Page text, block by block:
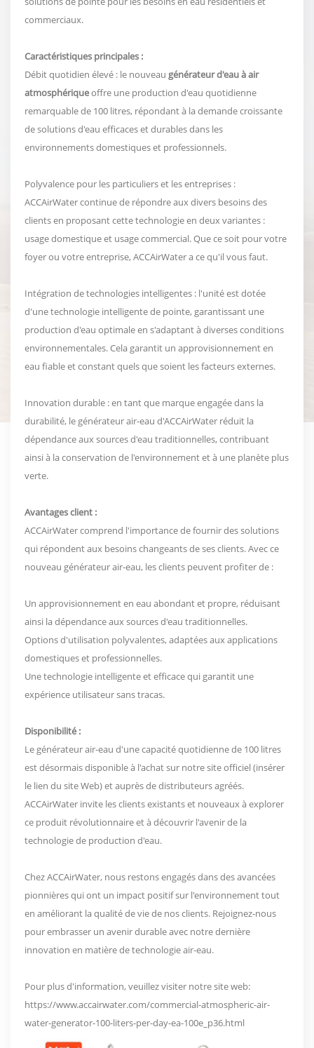
commerciaux.
Caractéristiques principales :
Débit quotidien élevé : le nouveau générateur d'eau à air
atmosphériqueoffre une production d'eau quotidienne
remarquable de 100 litres, répondant à la demande croissante
de solutions d'eau efficaces et durables dans les
environnements domestiques et professionnels.
Polyvalence pour les particuliers et les entreprises :
ACCAirWater continue de répondre aux divers besoins des
clients en proposant cette technologie en deux variantes :
usage domestique et usage commercial. Que ce soit pour votre
foyer ou votre entreprise, ACCAirWater a ce qu'il vous faut.
Intégration de technologies intelligentes : l'unité est dotée
d'une technologie intelligente de pointe, garantissant une
production d'eau optimale en s'adaptant à diverses conditions
environnementales. Cela garantit un approvisionnement en
eau fiable et constant quels que soient les facteurs externes.
Innovation durable : en tant que marque engagée dans la
durabilité, le générateur air-eau d'ACCAirWater réduit la
dépendance aux sources d'eau traditionnelles, contribuant
ainsi à la conservation de l'environnement et à une planète plus
verte.
Avantages client :
ACCAirWater comprend l'importance de fournir des solutions
qui répondent aux besoins changeants de ses clients. Avec ce
nouveau générateur air-eau, les clients peuvent profiter de :
Un approvisionnement en eau abondant et propre, réduisant
ainsi la dépendance aux sources d'eau traditionnelles.
Options d'utilisation polyvalentes, adaptées aux applications
domestiques et professionnelles.
Une technologie intelligente et efficace qui garantit une
expérience utilisateur sans tracas.
Disponibilité :
Le générateur air-eau d'une capacité quotidienne de 100 litres
est désormais disponible à l'achat sur notre site officiel (insérer
le lien du site Web) et auprès de distributeurs agréés.
ACCAirWater invite les clients existants et nouveaux à explorer
ce produit révolutionnaire et à découvrir l'avenir de la
technologie de production d'eau.
Chez ACCAirWater, nous restons engagés dans des avancées
pionnières qui ont un impact positif sur l'environnement tout
en améliorant la qualité de vie de nos clients. Rejoignez-nous
pour embrasser un avenir durable avec notre dernière
innovation en matière de technologie air-eau.
Pour plus d'information, veuillez visiter notre site web:
https://www.accairwater.com/commercial-atmospheric-air-
water-generator-100-liters-per-day-ea-100e_p36.html